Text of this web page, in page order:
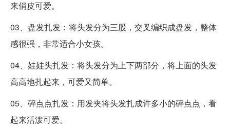
来俏皮可爱。
03、盘发扎发：将头发分为三股，交叉编织成盘发，整体
感很强，非常适合小女孩。
04、娃娃头扎发：将头发分为上下两部分，将上面的头发
高高地扎起来，可爱又简单。
05、碎点点扎发：用发夹将头发扎成许多小的碎点点，看
起来活泼可爱。